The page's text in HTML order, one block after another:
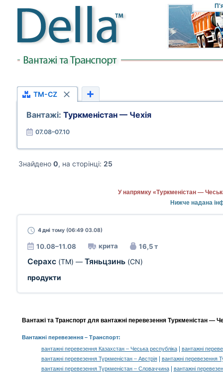
TM-CZ
Вантажі: Туркменістан — Чехія
07.08–07.10
Знайдено 0, на сторінці: 25
У напрямку «Туркменістан —
Нижче надана
4 дні тому (06:49 03.08)
10.08–11.08 крита 16,5 т
Серахс (TM) — Тяньцзинь (CN)
продукти
Вантажі та Транспорт для вантажні перевезення Туркменістан —
Вантажні перевезення– Транспорт:
вантажні перевезення Казахстан – Чеська республіка|
вантажні
вантажні перевезення Туркменістан – Австрія|
вантажні перевезення
вантажні перевезення Туркменістан – Словаччина| вантажні